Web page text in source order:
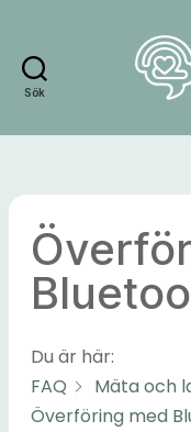
Sök
Du är här:
FAQ
Mäta och
Överföring med